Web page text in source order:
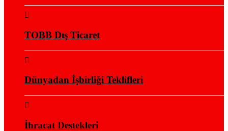
TOBB Dış Ticaret
Dünyadan İşbirliği Teklifleri
İhracat Destekleri